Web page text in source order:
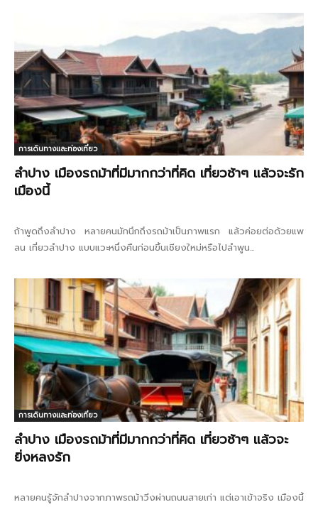
การเดินทางและท่องเที่ยว
ลำปาง เมืองรถม้าที่มีมากกว่าที่คิด เที่ยวช้าๆ แล้วจะรัก
เมืองนี้
ถ้าพูดถึงลำปาง หลายคนมักนึกถึงรถม้าเป็นภาพแรก แล้วค่อยต่อด้วยแพ
ลน เที่ยวลำปาง แบบแวะหนึ่งคืนก่อนขึ้นเชียงใหม่หรือไปลำพูน...
การเดินทางและท่องเที่ยว
ลำปาง เมืองรถม้าที่มีมากกว่าที่คิด เที่ยวช้าๆ แล้วจะ
ยิ่งหลงรัก
หลายคนรู้จักลำปางจากภาพรถม้าวิ่งผ่านถนนสายเก่า แต่เอาเข้าจริง เมืองนี้